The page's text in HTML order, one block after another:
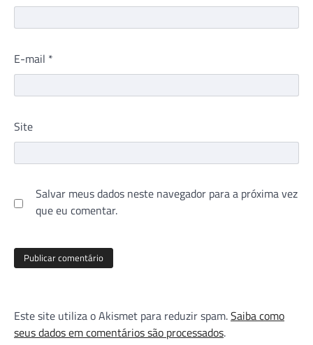
E-mail *
Site
Salvar meus dados neste navegador para a próxima vez
que eu comentar.
Este site utiliza o Akismet para reduzir spam.Saiba como
seus dados em comentários são processados.